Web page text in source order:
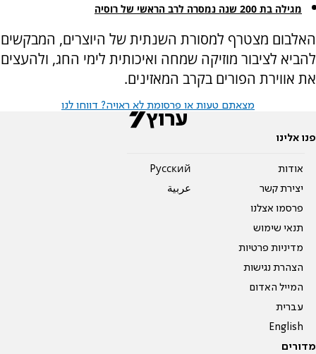
מגילה בת 200 שנה נמסרה לרב הראשי של רוסיה
האלבום מצטרף למסורת השנתית של היוצרים, המבקשים
להביא לציבור מוזיקה שמחה ואיכותית לימי החג, ולהעצים
את אווירת הפורים בקרב המאזינים.
מצאתם טעות או פרסומת לא ראויה? דווחו לנו
פנו אלינו
אודות
יצירת קשר
פרסמו אצלנו
תנאי שימוש
מדיניות פרטיות
הצהרת נגישות
המייל האדום
עברית
English
Pусский
عربية
מדורים